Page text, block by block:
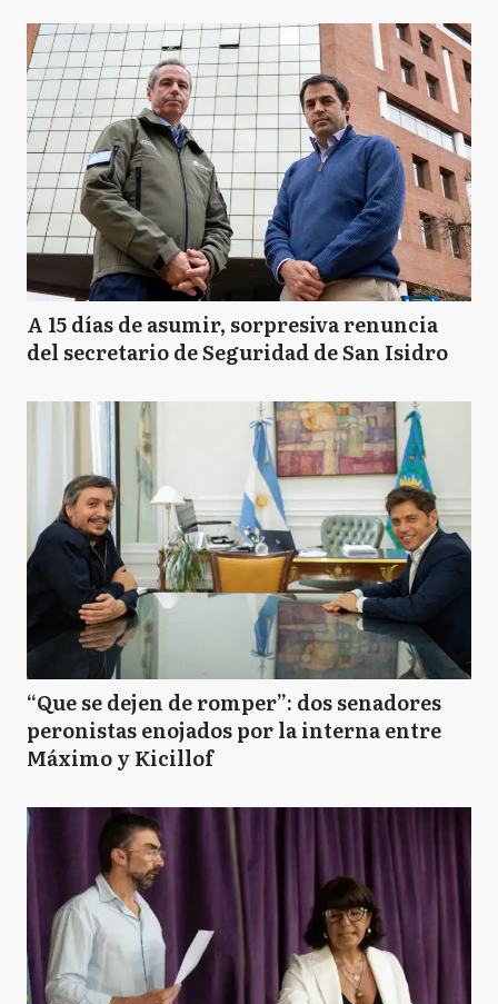
A 15 días de asumir, sorpresiva renuncia
del secretario de Seguridad de San Isidro
“Que se dejen de romper”: dos senadores
peronistas enojados por la interna entre
Máximo y Kicillof